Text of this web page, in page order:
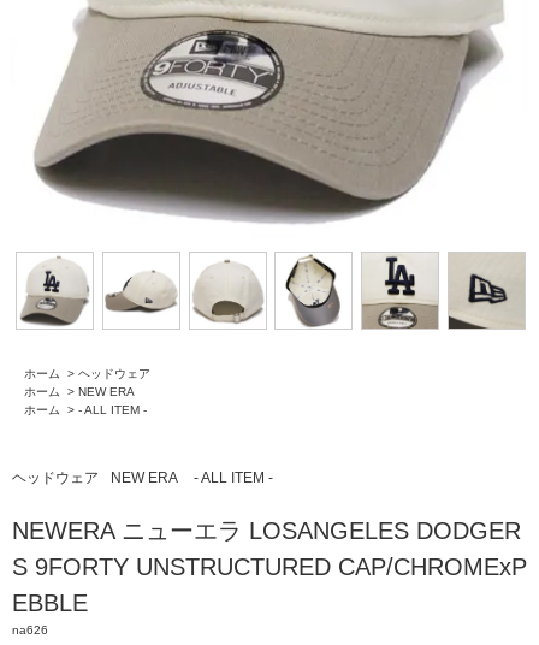
ホーム > ヘッドウェア
ホーム
> NEW ERA
ホーム
> - ALL ITEM -
ヘッドウェア NEW ERA - ALL ITEM -
NEWERA ニューエラ LOSANGELES DODGER
S 9FORTY UNSTRUCTURED CAP/CHROMExP
EBBLE
na626